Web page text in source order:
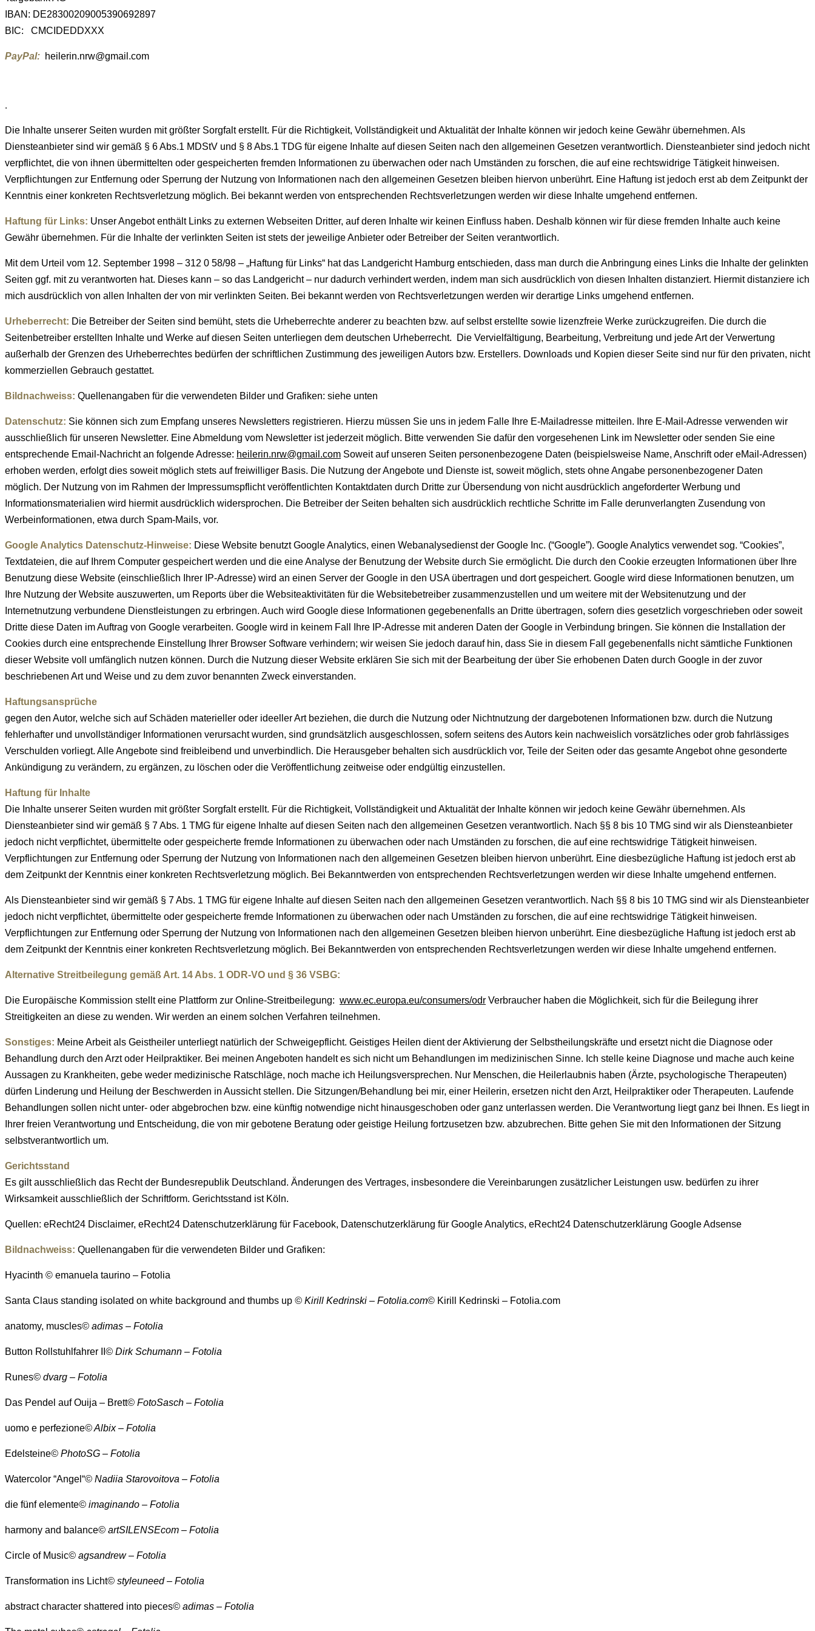
IBAN: DE28300209005390692897
BIC: CMCIDEDDXXX
PayPal: heilerin.nrw@gmail.com
.
Die Inhalte unserer Seiten wurden mit größter Sorgfalt erstellt. Für die Richtigkeit, Vollständigkeit und Aktualität der Inhalte können wir jedoch keine Gewähr übernehmen. Als
Diensteanbieter sind wir gemäß § 6 Abs.1 MDStV und § 8 Abs.1 TDG für eigene Inhalte auf diesen Seiten nach den allgemeinen Gesetzen verantwortlich. Diensteanbieter sind jedoch nicht
verpflichtet, die von ihnen übermittelten oder gespeicherten fremden Informationen zu überwachen oder nach Umständen zu forschen, die auf eine rechtswidrige Tätigkeit hinweisen.
Verpflichtungen zur Entfernung oder Sperrung der Nutzung von Informationen nach den allgemeinen Gesetzen bleiben hiervon unberührt. Eine Haftung ist jedoch erst ab dem Zeitpunkt der
Kenntnis einer konkreten Rechtsverletzung möglich. Bei bekannt werden von entsprechenden Rechtsverletzungen werden wir diese Inhalte umgehend entfernen.
Haftung für Links: Unser Angebot enthält Links zu externen Webseiten Dritter, auf deren Inhalte wir keinen Einfluss haben. Deshalb können wir für diese fremden Inhalte auch keine
Gewähr übernehmen. Für die Inhalte der verlinkten Seiten ist stets der jeweilige Anbieter oder Betreiber der Seiten verantwortlich.
Mit dem Urteil vom 12. September 1998 – 312 0 58/98 – „Haftung für Links“ hat das Landgericht Hamburg entschieden, dass man durch die Anbringung eines Links die Inhalte der gelinkten
Seiten ggf. mit zu verantworten hat. Dieses kann – so das Landgericht – nur dadurch verhindert werden, indem man sich ausdrücklich von diesen Inhalten distanziert. Hiermit distanziere ich
mich ausdrücklich von allen Inhalten der von mir verlinkten Seiten. Bei bekannt werden von Rechtsverletzungen werden wir derartige Links umgehend entfernen.
Urheberrecht: Die Betreiber der Seiten sind bemüht, stets die Urheberrechte anderer zu beachten bzw. auf selbst erstellte sowie lizenzfreie Werke zurückzugreifen. Die durch die
Seitenbetreiber erstellten Inhalte und Werke auf diesen Seiten unterliegen dem deutschen Urheberrecht. Die Vervielfältigung, Bearbeitung, Verbreitung und jede Art der Verwertung
außerhalb der Grenzen des Urheberrechtes bedürfen der schriftlichen Zustimmung des jeweiligen Autors bzw. Erstellers. Downloads und Kopien dieser Seite sind nur für den privaten, nicht
kommerziellen Gebrauch gestattet.
Bildnachweiss: Quellenangaben für die verwendeten Bilder und Grafiken: siehe unten
Datenschutz: Sie können sich zum Empfang unseres Newsletters registrieren. Hierzu müssen Sie uns in jedem Falle Ihre E-Mailadresse mitteilen. Ihre E-Mail-Adresse verwenden wir
ausschließlich für unseren Newsletter. Eine Abmeldung vom Newsletter ist jederzeit möglich. Bitte verwenden Sie dafür den vorgesehenen Link im Newsletter oder senden Sie eine
entsprechende Email-Nachricht an folgende Adresse: heilerin.nrw@gmail.com Soweit auf unseren Seiten personenbezogene Daten (beispielsweise Name, Anschrift oder eMail-Adressen)
erhoben werden, erfolgt dies soweit möglich stets auf freiwilliger Basis. Die Nutzung der Angebote und Dienste ist, soweit möglich, stets ohne Angabe personenbezogener Daten
möglich. Der Nutzung von im Rahmen der Impressumspflicht veröffentlichten Kontaktdaten durch Dritte zur Übersendung von nicht ausdrücklich angeforderter Werbung und
Informationsmaterialien wird hiermit ausdrücklich widersprochen. Die Betreiber der Seiten behalten sich ausdrücklich rechtliche Schritte im Falle derunverlangten Zusendung von
Werbeinformationen, etwa durch Spam-Mails, vor.
Google Analytics Datenschutz-Hinweise: Diese Website benutzt Google Analytics, einen Webanalysedienst der Google Inc. (“Google”). Google Analytics verwendet sog. “Cookies”,
Textdateien, die auf Ihrem Computer gespeichert werden und die eine Analyse der Benutzung der Website durch Sie ermöglicht. Die durch den Cookie erzeugten Informationen über Ihre
Benutzung diese Website (einschließlich Ihrer IP-Adresse) wird an einen Server der Google in den USA übertragen und dort gespeichert. Google wird diese Informationen benutzen, um
Ihre Nutzung der Website auszuwerten, um Reports über die Websiteaktivitäten für die Websitebetreiber zusammenzustellen und um weitere mit der Websitenutzung und der
Internetnutzung verbundene Dienstleistungen zu erbringen. Auch wird Google diese Informationen gegebenenfalls an Dritte übertragen, sofern dies gesetzlich vorgeschrieben oder soweit
Dritte diese Daten im Auftrag von Google verarbeiten. Google wird in keinem Fall Ihre IP-Adresse mit anderen Daten der Google in Verbindung bringen. Sie können die Installation der
Cookies durch eine entsprechende Einstellung Ihrer Browser Software verhindern; wir weisen Sie jedoch darauf hin, dass Sie in diesem Fall gegebenenfalls nicht sämtliche Funktionen
dieser Website voll umfänglich nutzen können. Durch die Nutzung dieser Website erklären Sie sich mit der Bearbeitung der über Sie erhobenen Daten durch Google in der zuvor
beschriebenen Art und Weise und zu dem zuvor benannten Zweck einverstanden.
Haftungsansprüche
gegen den Autor, welche sich auf Schäden materieller oder ideeller Art beziehen, die durch die Nutzung oder Nichtnutzung der dargebotenen Informationen bzw. durch die Nutzung
fehlerhafter und unvollständiger Informationen verursacht wurden, sind grundsätzlich ausgeschlossen, sofern seitens des Autors kein nachweislich vorsätzliches oder grob fahrlässiges
Verschulden vorliegt. Alle Angebote sind freibleibend und unverbindlich. Die Herausgeber behalten sich ausdrücklich vor, Teile der Seiten oder das gesamte Angebot ohne gesonderte
Ankündigung zu verändern, zu ergänzen, zu löschen oder die Veröffentlichung zeitweise oder endgültig einzustellen.
Haftung für Inhalte
Die Inhalte unserer Seiten wurden mit größter Sorgfalt erstellt. Für die Richtigkeit, Vollständigkeit und Aktualität der Inhalte können wir jedoch keine Gewähr übernehmen. Als
Diensteanbieter sind wir gemäß § 7 Abs. 1 TMG für eigene Inhalte auf diesen Seiten nach den allgemeinen Gesetzen verantwortlich. Nach §§ 8 bis 10 TMG sind wir als Diensteanbieter
jedoch nicht verpflichtet, übermittelte oder gespeicherte fremde Informationen zu überwachen oder nach Umständen zu forschen, die auf eine rechtswidrige Tätigkeit hinweisen.
Verpflichtungen zur Entfernung oder Sperrung der Nutzung von Informationen nach den allgemeinen Gesetzen bleiben hiervon unberührt. Eine diesbezügliche Haftung ist jedoch erst ab
dem Zeitpunkt der Kenntnis einer konkreten Rechtsverletzung möglich. Bei Bekanntwerden von entsprechenden Rechtsverletzungen werden wir diese Inhalte umgehend entfernen.
Als Diensteanbieter sind wir gemäß § 7 Abs. 1 TMG für eigene Inhalte auf diesen Seiten nach den allgemeinen Gesetzen verantwortlich. Nach §§ 8 bis 10 TMG sind wir als Diensteanbieter
jedoch nicht verpflichtet, übermittelte oder gespeicherte fremde Informationen zu überwachen oder nach Umständen zu forschen, die auf eine rechtswidrige Tätigkeit hinweisen.
Verpflichtungen zur Entfernung oder Sperrung der Nutzung von Informationen nach den allgemeinen Gesetzen bleiben hiervon unberührt. Eine diesbezügliche Haftung ist jedoch erst ab
dem Zeitpunkt der Kenntnis einer konkreten Rechtsverletzung möglich. Bei Bekanntwerden von entsprechenden Rechtsverletzungen werden wir diese Inhalte umgehend entfernen.
Alternative Streitbeilegung gemäß Art. 14 Abs. 1 ODR-VO und § 36 VSBG:
Die Europäische Kommission stellt eine Plattform zur Online-Streitbeilegung: www.ec.europa.eu/consumers/odr Verbraucher haben die Möglichkeit, sich für die Beilegung ihrer
Streitigkeiten an diese zu wenden. Wir werden an einem solchen Verfahren teilnehmen.
Sonstiges: Meine Arbeit als Geistheiler unterliegt natürlich der Schweigepflicht. Geistiges Heilen dient der Aktivierung der Selbstheilungskräfte und ersetzt nicht die Diagnose oder
Behandlung durch den Arzt oder Heilpraktiker. Bei meinen Angeboten handelt es sich nicht um Behandlungen im medizinischen Sinne. Ich stelle keine Diagnose und mache auch keine
Aussagen zu Krankheiten, gebe weder medizinische Ratschläge, noch mache ich Heilungsversprechen. Nur Menschen, die Heilerlaubnis haben (Ärzte, psychologische Therapeuten)
dürfen Linderung und Heilung der Beschwerden in Aussicht stellen. Die Sitzungen/Behandlung bei mir, einer Heilerin, ersetzen nicht den Arzt, Heilpraktiker oder Therapeuten. Laufende
Behandlungen sollen nicht unter- oder abgebrochen bzw. eine künftig notwendige nicht hinausgeschoben oder ganz unterlassen werden. Die Verantwortung liegt ganz bei Ihnen. Es liegt in
Ihrer freien Verantwortung und Entscheidung, die von mir gebotene Beratung oder geistige Heilung fortzusetzen bzw. abzubrechen. Bitte gehen Sie mit den Informationen der Sitzung
selbstverantwortlich um.
Gerichtsstand
Es gilt ausschließlich das Recht der Bundesrepublik Deutschland. Änderungen des Vertrages, insbesondere die Vereinbarungen zusätzlicher Leistungen usw. bedürfen zu ihrer
Wirksamkeit ausschließlich der Schriftform. Gerichtsstand ist Köln.
Quellen: eRecht24 Disclaimer, eRecht24 Datenschutzerklärung für Facebook, Datenschutzerklärung für Google Analytics, eRecht24 Datenschutzerklärung Google Adsense
Bildnachweiss: Quellenangaben für die verwendeten Bilder und Grafiken:
Hyacinth © emanuela taurino – Fotolia
Santa Claus standing isolated on white background and thumbs up © Kirill Kedrinski – Fotolia.com© Kirill Kedrinski – Fotolia.com
anatomy, muscles© adimas – Fotolia
Button Rollstuhlfahrer II © Dirk Schumann – Fotolia
Runes© dvarg – Fotolia
Das Pendel auf Ouija – Brett© FotoSasch – Fotolia
uomo e perfezione© Albix – Fotolia
Edelsteine© PhotoSG – Fotolia
Watercolor “Angel“© Nadiia Starovoitova – Fotolia
die fünf elemente© imaginando – Fotolia
harmony and balance© artSILENSEcom – Fotolia
Circle of Music© agsandrew – Fotolia
Transformation ins Licht© styleuneed – Fotolia
abstract character shattered into pieces© adimas – Fotolia